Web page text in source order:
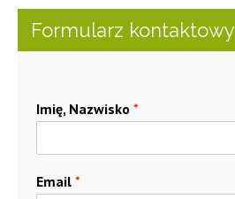
Formularz kontaktowy
Imię, Nazwisko *
Email *